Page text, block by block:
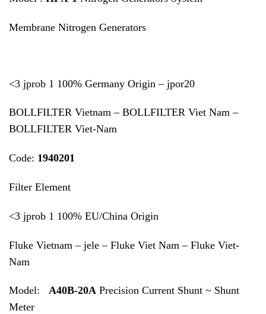
Membrane Nitrogen Generators
<3 jprob 1 100% Germany Origin – jpor20
BOLLFILTER Vietnam – BOLLFILTER Viet Nam –
BOLLFILTER Viet-Nam
Code: 1940201
Filter Element
<3 jprob 1 100% EU/China Origin
Fluke Vietnam – jele – Fluke Viet Nam – Fluke Viet-
Nam
Model: A40B-20A Precision Current Shunt ~ Shunt
Meter